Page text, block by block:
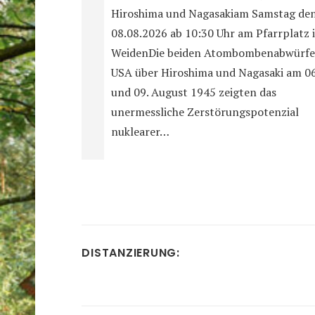
Hiroshima und Nagasakiam Samstag
08.08.2026 ab 10:30 Uhr am Pfarrplatz
WeidenDie beiden
USA über Hiroshima und Nagasaki am
und 09. August 1945 zeigten das
unermessliche Zerstörungspotenzial
nuklearer…
DISTANZIERUNG: